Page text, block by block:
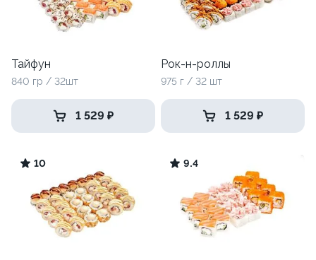
Тайфун
840 гр / 32шт
1 529 ₽
Рок-н-роллы
975 г / 32 шт
1 529 ₽
10 9.4